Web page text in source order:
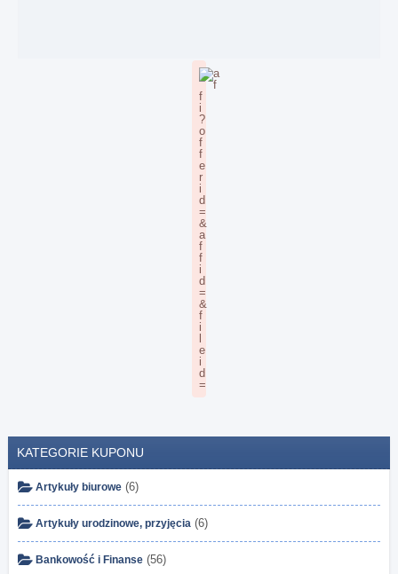
KATEGORIE KUPONU
Artykuły biurowe (6)
Artykuły urodzinowe, przyjęcia (6)
Bankowość i Finanse (56)